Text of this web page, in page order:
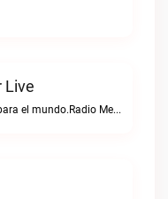
Live
La radio del Mercosur para el mundo.Radio Mercosur live